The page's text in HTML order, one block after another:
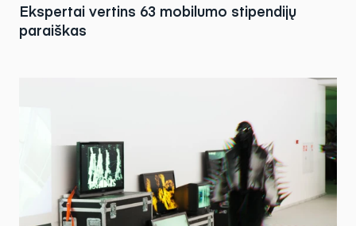
Ekspertai vertins 63 mobilumo stipendijų
paraiškas